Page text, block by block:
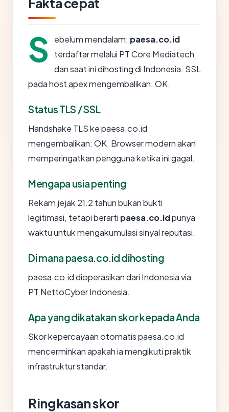
S ebelum mendalam: paesa.co.id
terdaftar melalui PT Core Mediatech
dan saat ini dihosting di Indonesia. SSL
pada host apex mengembalikan: OK.
Status TLS / SSL
Handshake TLS ke paesa.co.id
mengembalikan: OK. Browser modern akan
memperingatkan pengguna ketika ini gagal.
Mengapa usia penting
Rekam jejak 21.2 tahun bukan bukti
legitimasi, tetapi berarti paesa.co.idpunya
waktu untuk mengakumulasi sinyal reputasi.
Di mana paesa.co.id dihosting
paesa.co.id dioperasikan dari Indonesia via
PT NettoCyber Indonesia.
Apa yang dikatakan skor kepada Anda
Skor kepercayaan otomatis paesa.co.id
mencerminkan apakah ia mengikuti praktik
infrastruktur standar.
Ringkasan skor